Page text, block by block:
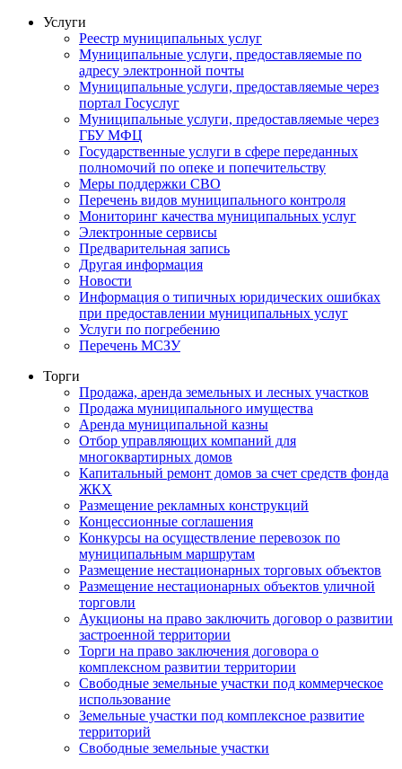
Услуги
Реестр муниципальных услуг
Муниципальные услуги, предоставляемые по
адресу электронной почты
Муниципальные услуги, предоставляемые через
портал Госуслуг
Муниципальные услуги, предоставляемые через
ГБУ МФЦ
Государственные услуги в сфере переданных
полномочий по опеке и попечительству
Меры поддержки СВО
Перечень видов муниципального контроля
Мониторинг качества муниципальных услуг
Электронные сервисы
Предварительная запись
Другая информация
Новости
Информация о типичных юридических ошибках
при предоставлении муниципальных услуг
Услуги по погребению
Перечень МСЗУ
Торги
Продажа, аренда земельных и лесных участков
Продажа муниципального имущества
Аренда муниципальной казны
Отбор управляющих компаний для
многоквартирных домов
Капитальный ремонт домов за счет средств фонда
ЖКХ
Размещение рекламных конструкций
Концессионные соглашения
Конкурсы на осуществление перевозок по
муниципальным маршрутам
Размещение нестационарных торговых объектов
Размещение нестационарных объектов уличной
торговли
Аукционы на право заключить договор о развитии
застроенной территории
Торги на право заключения договора о
комплексном развитии территории
Свободные земельные участки под коммерческое
использование
Земельные участки под комплексное развитие
территорий
Свободные земельные участки